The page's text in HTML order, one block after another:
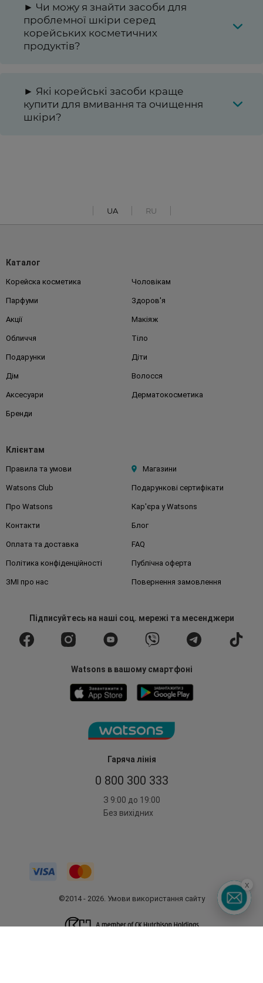
► Чи можу я знайти засоби для
проблемної шкіри серед
корейських косметичних
продуктів?
► Які корейські засоби краще
купити для вмивання та очищення
шкіри?
UA RU
Гаряча лінія
0 800 300 333
З 9:00 до 19:00
Без вихідних
Каталог
Корейска косметика Чоловікам
Парфуми Здоров'я
Акції Макіяж
Обличчя Тіло
Подарунки Діти
Дім Волосся
Аксесуари Дерматокосметика
Бренди
Клієнтам
Правила та умови Магазини
Watsons Club Подарункові сертифікати
Про Watsons Кар'єра у Watsons
Контакти Блог
Оплата та доставка FAQ
Політика конфіденційності Публічна оферта
ЗМІ про нас Повернення замовлення
Підписуйтесьна наші соц. мережі та месенджери
Watsons в вашому смартфоні
©2014 - 2026. Умови використання сайту
x